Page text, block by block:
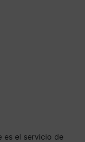
es el servicio de